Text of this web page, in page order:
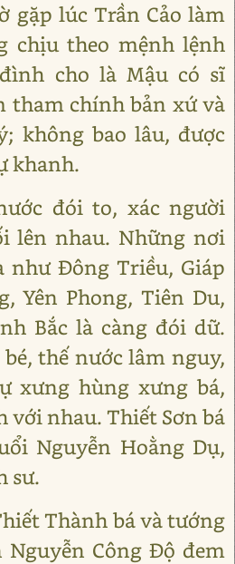
gặp lúc Trần Cảo làm
chịu theo mệnh lệnh
cho là Mậu có sĩ
tham chính bản xứ và
không bao lâu, được
khanh.
đói to, xác người
lên nhau. Những nơi
như Đông Triều, Giáp
Yên Phong, Tiên Du,
Bắc là càng đói dữ.
thế nước lâm nguy,
xưng hùng xưng bá,
với nhau. Thiết Sơn bá
Nguyễn Hoằng Dụ,
sư.
Thành bá và tướng
Công Độ đem